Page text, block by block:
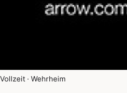
Vollzeit · Wehrheim